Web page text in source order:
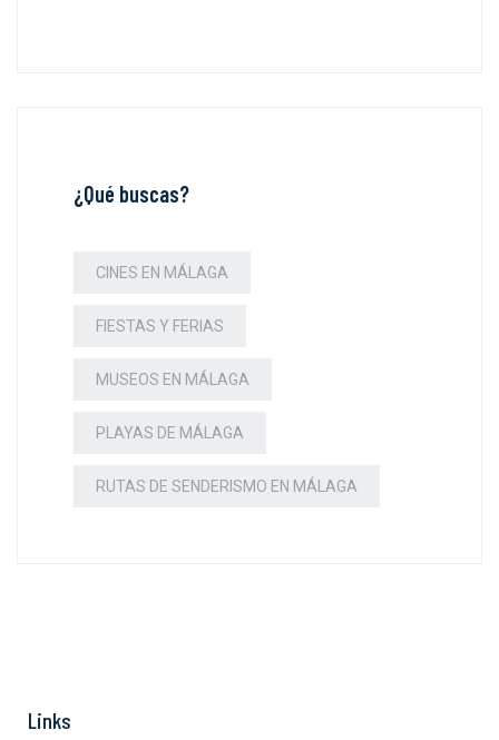
¿Qué buscas?
CINES EN MÁLAGA
FIESTAS Y FERIAS
MUSEOS EN MÁLAGA
PLAYAS DE MÁLAGA
RUTAS DE SENDERISMO EN MÁLAGA
Links